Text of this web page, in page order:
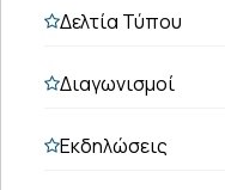
Δελτία Τύπου
Διαγωνισμοί
Εκδηλώσεις